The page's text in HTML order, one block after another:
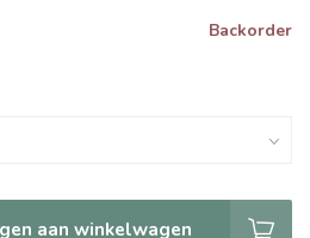
Backorder
aan winkelwagen